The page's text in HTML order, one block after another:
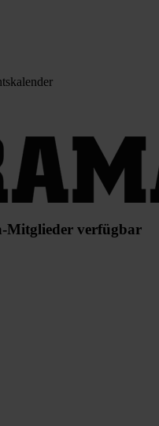
Mitglieder verfügbar